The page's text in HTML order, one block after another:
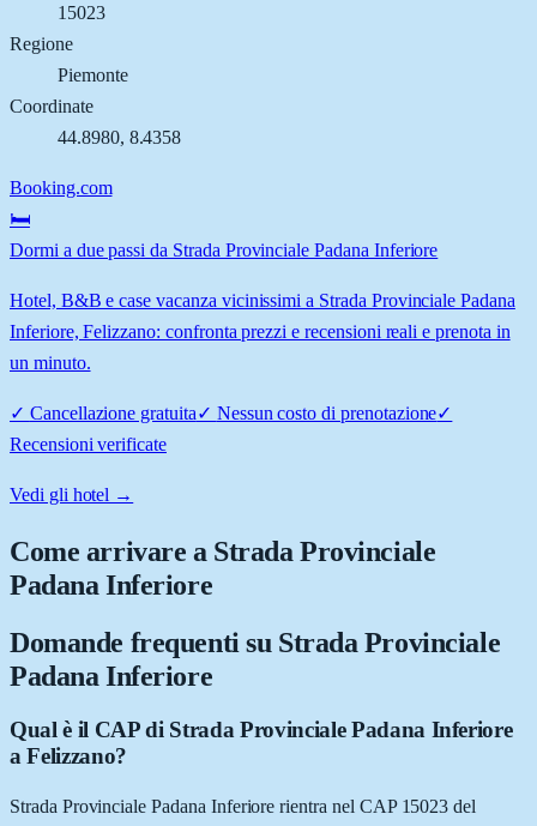
15023
Regione
Piemonte
Coordinate
44.8980, 8.4358
Booking.com
🛏️
Dormi a due passi da Strada Provinciale Padana Inferiore
Hotel, B&B e case vacanza vicinissimi a Strada Provinciale Padana
Inferiore, Felizzano: confronta prezzi e recensioni reali e prenota in
un minuto.
✓ Cancellazione gratuita✓ Nessun costo di prenotazione✓
Recensioni verificate
Vedi gli hotel →
Come arrivare a Strada Provinciale
Padana Inferiore
Domande frequenti su Strada Provinciale
Padana Inferiore
Qual è il CAP di Strada Provinciale Padana Inferiore
a Felizzano?
Strada Provinciale Padana Inferiore rientra nel CAP 15023 del